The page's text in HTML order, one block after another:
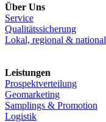
Über Uns
Service
Qualitätssicherung
Lokal, regional & national
Leistungen
Prospektverteilung
Geomarketing
Samplings & Promotion
Logistik